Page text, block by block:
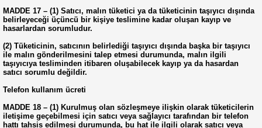
MADDE 17 – (1) Satıcı, malın tüketici ya da tüketicinin taşıyıcı dışında
belirleyeceği üçüncü bir kişiye teslimine kadar oluşan kayıp ve
hasarlardan sorumludur.
(2) Tüketicinin, satıcının belirlediği taşıyıcı dışında başka bir taşıyıcı
ile malın gönderilmesini talep etmesi durumunda, malın ilgili
taşıyıcıya tesliminden itibaren oluşabilecek kayıp ya da hasardan
satıcı sorumlu değildir.
Telefon kullanım ücreti
MADDE 18 – (1) Kurulmuş olan sözleşmeye ilişkin olarak tüketicilerin
iletişime geçebilmesi için satıcı veya sağlayıcı tarafından bir telefon
hattı tahsis edilmesi durumunda, bu hat ile ilgili olarak satıcı veya